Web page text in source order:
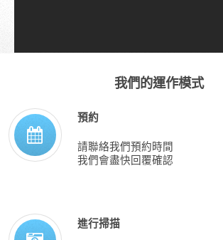
我們的運作模式
預約
請聯絡我們預約時間
我們會盡快回覆確認
進行掃描